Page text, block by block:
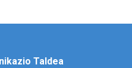
Taldea